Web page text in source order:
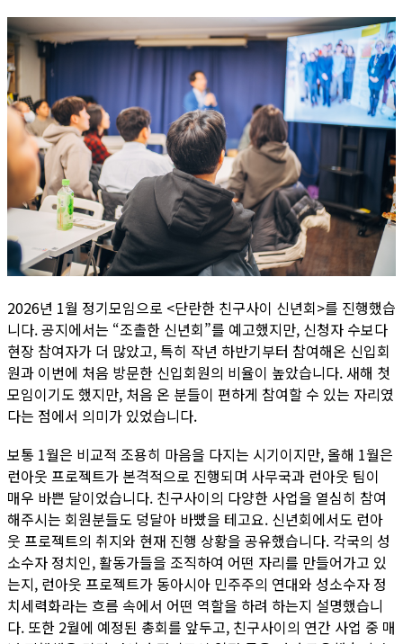
2026년 1월 정기모임으로 <단란한 친구사이 신년회>를 진행했습
니다. 공지에서는 “조촐한 신년회”를 예고했지만, 신청자 수보다
현장 참여자가 더 많았고, 특히 작년 하반기부터 참여해온 신입회
원과 이번에 처음 방문한 신입회원의 비율이 높았습니다. 새해 첫
모임이기도 했지만, 처음 온 분들이 편하게 참여할 수 있는 자리였
다는 점에서 의미가 있었습니다.
보통 1월은 비교적 조용히 마음을 다지는 시기이지만, 올해 1월은
런아웃 프로젝트가 본격적으로 진행되며 사무국과 런아웃 팀이
매우 바쁜 달이었습니다. 친구사이의 다양한 사업을 열심히 참여
해주시는 회원분들도 덩달아 바빴을 테고요. 신년회에서도 런아
웃 프로젝트의 취지와 현재 진행 상황을 공유했습니다. 각국의 성
소수자 정치인, 활동가들을 조직하여 어떤 자리를 만들어가고 있
는지, 런아웃 프로젝트가 동아시아 민주주의 연대와 성소수자 정
치세력화라는 흐름 속에서 어떤 역할을 하려 하는지 설명했습니
다. 또한 2월에 예정된 총회를 앞두고, 친구사이의 연간 사업 중 매